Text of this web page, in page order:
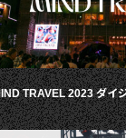
TRAVEL 2023 ダイ